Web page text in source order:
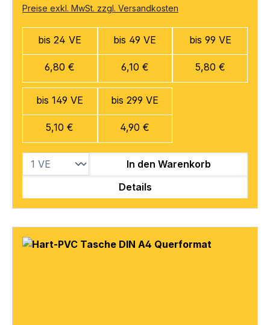
Preise exkl. MwSt. zzgl. Versandkosten
bis 24 VE
6,80 €
bis 49 VE
6,10 €
bis 99 VE
5,80 €
bis 149 VE
5,10 €
bis 299 VE
4,90 €
In den Warenkorb
Details